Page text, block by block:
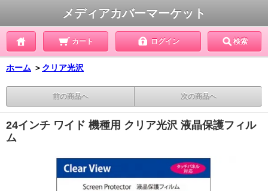
メディアカバーマーケット
カート ログイン 検索
ホーム ＞ クリア光沢
前の商品へ 次の商品へ
24インチ ワイド 機種用 クリア光沢 液晶保護フィル
ム